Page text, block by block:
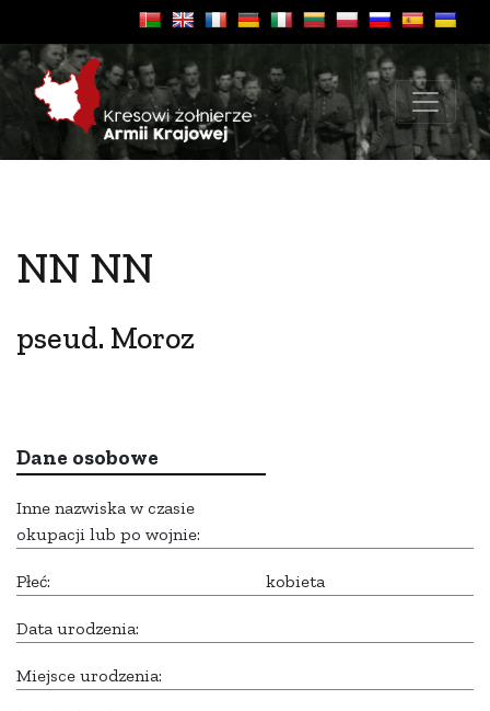
NN NN
pseud. Moroz
Dane osobowe
Inne nazwiska w czasie
okupacji lub po wojnie:
Płeć: kobieta
Data urodzenia:
Miejsce urodzenia: